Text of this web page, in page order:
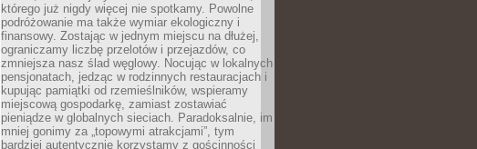
którego już nigdy więcej nie spotkamy. Powolne
podróżowanie ma także wymiar ekologiczny i
finansowy. Zostając w jednym miejscu na dłużej,
ograniczamy liczbę przelotów i przejazdów, co
zmniejsza nasz ślad węglowy. Nocując w lokalnych
pensjonatach, jedząc w rodzinnych restauracjach i
kupując pamiątki od rzemieślników, wspieramy
miejscową gospodarkę, zamiast zostawiać
pieniądze w globalnych sieciach. Paradoksalnie, im
mniej gonimy za „topowymi atrakcjami”, tym
bardziej autentycznie korzystamy z gościnności